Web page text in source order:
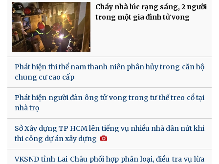
Cháy nhà lúc rạng sáng, 2 người
trong một gia đình tử vong
Phát hiện thi thể nam thanh niên phân hủy trong căn hộ
chung cư cao cấp
Phát hiện người đàn ông tử vong trong tư thế treo cổ tại
nhà trọ
Sở Xây dựng TP HCM lên tiếng vụ nhiều nhà dân nứt khi
thi công dự án xây dựng
VKSND tỉnh Lai Châu phối hợp phân loại, điều tra vụ lừa